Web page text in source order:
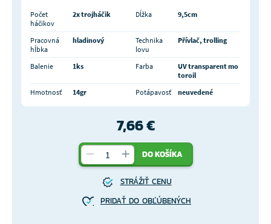
Počet
háčikov
2x trojháčik Dĺžka 9,5cm
Pracovná
hĺbka
hladinový
Technika
lovu
Přívlač, trolling
Balenie 1ks Farba
UV transparent mo
toroil
Hmotnosť
14gr Potápavosť neuvedené
7,66 €
DO KOŠÍKA
STRÁŽIŤ CENU
PRIDAŤ DO OBĽÚBENÝCH